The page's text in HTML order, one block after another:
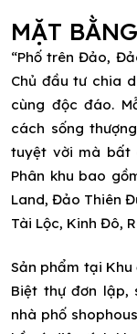
MẶT
“Phố trên Đảo,
Chủ đầu tư chia
cùng độc đáo.
cách sống
tuyệt vời mà bất
Phân khu bao
Land, Đảo Thiên
Tài Lộc, Kinh Đô,
Sản phẩm tại
Biệt thự đơn lập,
nhà phố